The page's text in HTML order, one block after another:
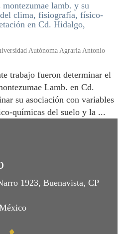
lamb. y su
clima, fisiografía, físico-
en Cd. Hidalgo,
Autónoma Agraria Antonio
trabajo fueron determinar el
Lamb. en Cd.
su asociación con variables
químicas del suelo y la ...
1923, Buenavista, CP